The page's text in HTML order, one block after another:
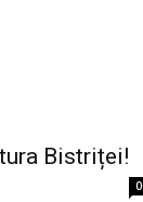
Bistriței!
0